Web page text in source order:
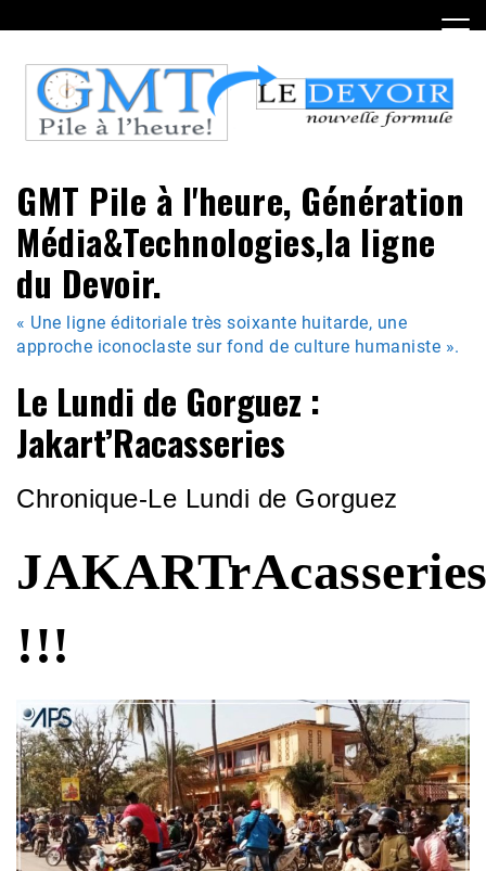
to
content
GMT Pile à l'heure, Génération
Média&Technologies,la ligne
du Devoir.
« Une ligne éditoriale très soixante huitarde, une
approche iconoclaste sur fond de culture humaniste ».
Le Lundi de Gorguez :
Jakart’Racasseries
Chronique-Le Lundi de Gorguez
!!!